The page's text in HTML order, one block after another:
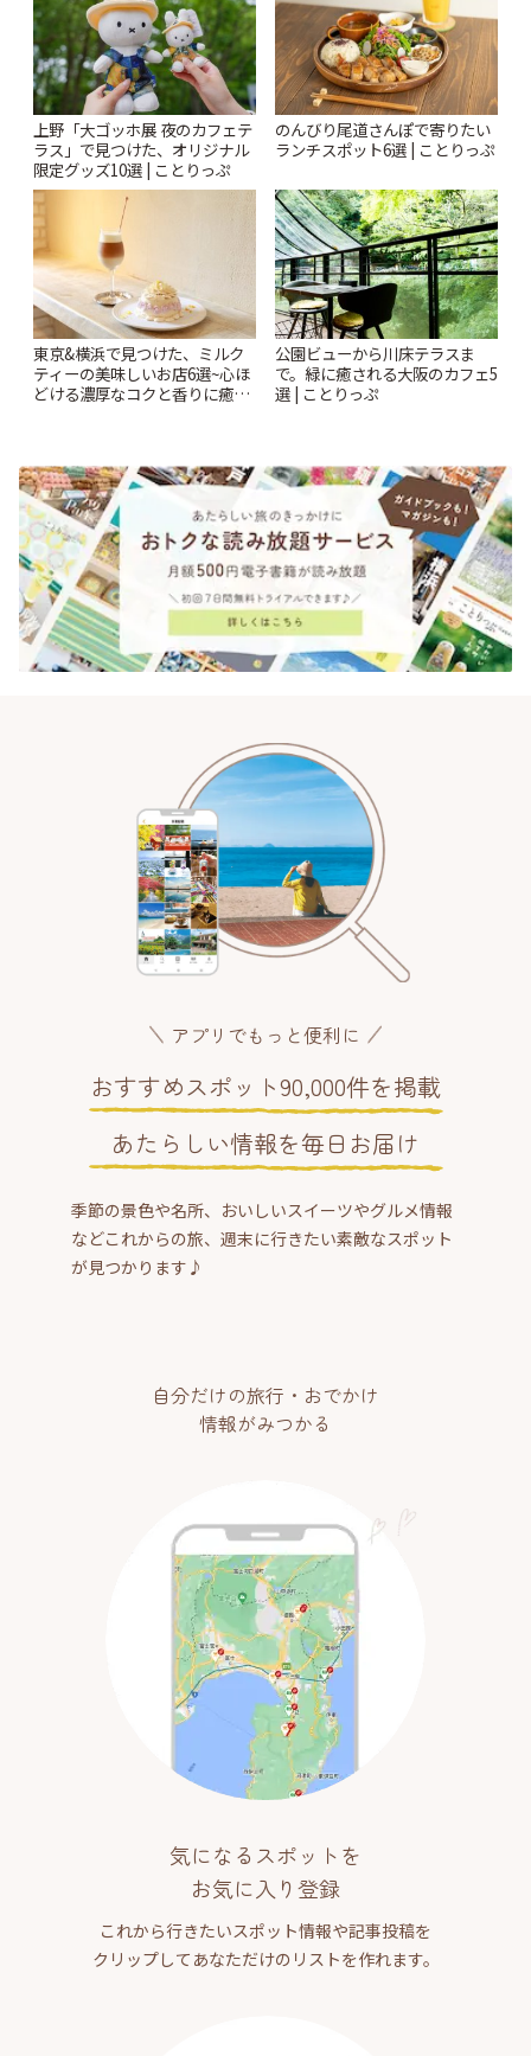
上野「大ゴッホ展 夜のカフェテ
ラス」で見つけた、オリジナル
限定グッズ10選 | ことりっぷ
のんびり尾道さんぽで寄りたい
ランチスポット6選 | ことりっぷ
東京&横浜で見つけた、ミルク
ティーの美味しいお店6選~心ほ
どける濃厚なコクと香りに癒や
公園ビューから川床テラスま
で。緑に癒される大阪のカフェ5
選 | ことりっぷ
アプリでもっと便利に
おすすめスポット90,000件を掲載
あたらしい情報を毎日お届け
季節の景色や名所、おいしいスイーツやグルメ情報
などこれからの旅、週末に行きたい素敵なスポット
が見つかります♪
自分だけの旅行・おでかけ
情報がみつかる
気になるスポットを
お気に入り登録
これから行きたいスポット情報や記事投稿を
クリップしてあなただけのリストを作れます。